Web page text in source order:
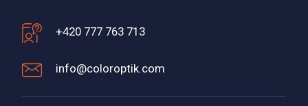
+420 777 763 713
info@coloroptik.com